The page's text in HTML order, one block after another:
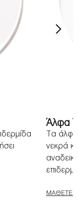
Άλφα
Τα
νεκρά
ΜΆΘΕΤΕ